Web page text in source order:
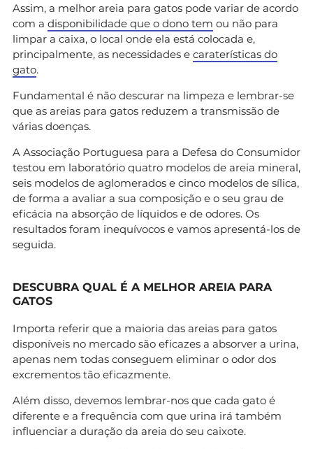
Assim, a melhor areia para gatos pode variar de acordo
com a disponibilidade que o dono tem ou não para
limpar a caixa, o local onde ela está colocada e,
principalmente, as necessidades e caraterísticas do
gato.
Fundamental é não descurar na limpeza e lembrar-se
que as areias para gatos reduzem a transmissão de
várias doenças.
A Associação Portuguesa para a Defesa do Consumidor
testou em laboratório quatro modelos de areia mineral,
seis modelos de aglomerados e cinco modelos de sílica,
de forma a avaliar a sua composição e o seu grau de
eficácia na absorção de líquidos e de odores. Os
resultados foram inequívocos e vamos apresentá-los de
seguida.
DESCUBRA QUAL É A MELHOR AREIA PARA
GATOS
Importa referir que a maioria das areias para gatos
disponíveis no mercado são eficazes a absorver a urina,
apenas nem todas conseguem eliminar o odor dos
excrementos tão eficazmente.
Além disso, devemos lembrar-nos que cada gato é
diferente e a frequência com que urina irá também
influenciar a duração da areia do seu caixote.